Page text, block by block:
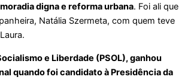
digna e reforma urbana. Foi ali que
Natália Szermeta, com quem teve
e Liberdade (PSOL), ganhou
quando foi candidato à Presidência da